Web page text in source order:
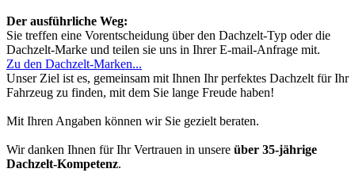
Der ausführliche Weg:
Sie treffen eine Vorentscheidung über den Dachzelt-Typ oder die
Dachzelt-Marke und teilen sie uns in Ihrer E-mail-Anfrage mit.
Zu den Dachzelt-Marken...
Unser Ziel ist es, gemeinsam mit Ihnen Ihr perfektes Dachzelt für Ihr
Fahrzeug zu finden, mit dem Sie lange Freude haben!
Mit Ihren Angaben können wir Sie gezielt beraten.
Wir danken Ihnen für Ihr Vertrauen in unsere über 35-jährige
Dachzelt-Kompetenz.